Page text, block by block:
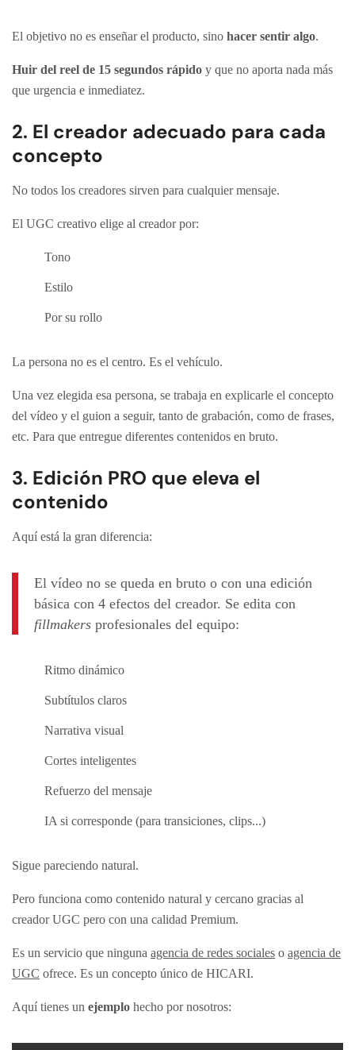
El objetivo no es enseñar el producto, sino hacer sentir algo.
Huir del reel de 15 segundos rápido y que no aporta nada más
que urgencia e inmediatez.
2. El creador adecuado para cada
concepto
No todos los creadores sirven para cualquier mensaje.
El UGC creativo elige al creador por:
Tono
Estilo
Por su rollo
La persona no es el centro. Es el vehículo.
Una vez elegida esa persona, se trabaja en explicarle el concepto
del vídeo y el guion a seguir, tanto de grabación, como de frases,
etc. Para que entregue diferentes contenidos en bruto.
3. Edición PRO que eleva el
contenido
Aquí está la gran diferencia:
El vídeo no se queda en bruto o con una edición
básica con 4 efectos del creador. Se edita con
fillmakers profesionales del equipo:
Ritmo dinámico
Subtítulos claros
Narrativa visual
Cortes inteligentes
Refuerzo del mensaje
IA si corresponde (para transiciones, clips...)
Sigue pareciendo natural.
Pero funciona como contenido natural y cercano gracias al
creador UGC pero con una calidad Premium.
Es un servicio que ninguna agencia de redes sociales o agencia de
UGC ofrece. Es un concepto único de HICARI.
Aquí tienes un ejemplo hecho por nosotros: